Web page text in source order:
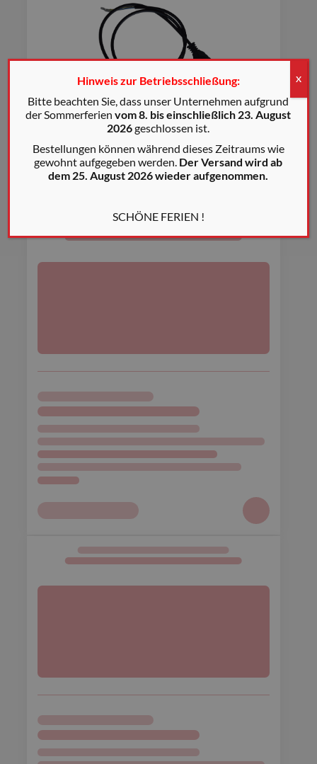
POWER CORD 3X1 (HO5RN-F)
CODE: 007793
Hinweis zur Betriebsschließung:
Bitte beachten Sie, dass unser Unternehmen aufgrund
der Sommerferienvom 8. bis einschließlich 23. August
2026geschlossen ist.
Bestellungen können während dieses Zeitraums wie
gewohnt aufgegeben werden. Der Versand wird ab
dem 25. August 2026 wieder aufgenommen.
SCHÖNE FERIEN !
X